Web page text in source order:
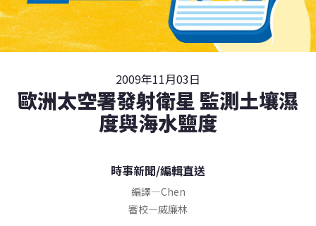
2009年11月03日
歐洲太空署發射衛星 監測土壤濕
度與海水鹽度
時事新聞/編輯直送
編譯—Chen
審校—威廉林